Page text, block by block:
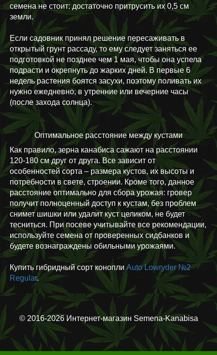
семена не стоит: достаточно притрусить их 0,5 см
земли.
Если садовник принял решение пересаживать в
открытый грунт рассаду, то ему следует заняться ее
подготовкой не позднее чем 1 мая, чтобы она успела
подрасти и окрепнуть до жарких дней. В первые 6
недель растения боятся засухи, поэтому поливать их
нужно ежедневно, в утренние или вечерние часы
(после захода солнца).
Оптимальное расстояние между кустами
Как правило, зерна канабиса сажают на расстоянии
120-180 см друг от друга. Все зависит от
особенностей сорта – размера кустов, их высоты и
потребности в свете, строении. Кроме того, данное
расстояние оптимально для сбора урожая: гровер
получит полноценный доступ к кустам, без проблем
снимет шишки или удалит куст целиком, не будет
тесниться. При посеве учитывайте все рекомендации,
используйте семена от проверенных сидбанков и
будете вознаграждены обильными урожаями.
Купить гибридный сорт коноплиAuto Lowryder №2
Regular.
© 2016-2026 Интернет-магазин Semena-Kanabisa